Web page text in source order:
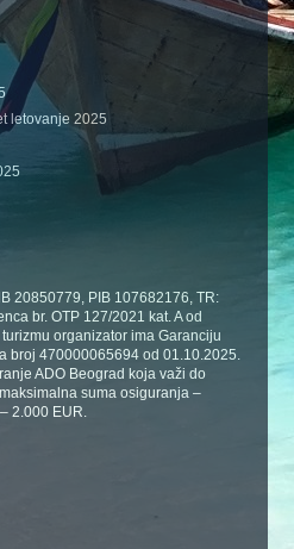
letovanje 2025
20850779, PIB 107682176, TR:
br. OTP 127/2021 kat. A od
organizator ima Garanciju
broj 470000065694 od 01.10.2025.
ADO Beograd koja važi do
suma osiguranja –
2.000 EUR.